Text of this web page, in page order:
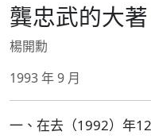
龔忠武的大著
楊開勳
1993 年 9 月
一、在去（1992）年